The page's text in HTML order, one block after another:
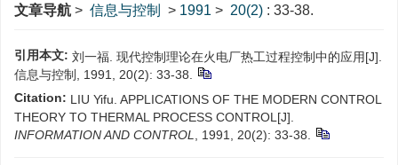
文章导航 > 信息与控制 > 1991 > 20(2) : 33-38.
引用本文: 刘一福. 现代控制理论在火电厂热工过程控制中的应用[J].
信息与控制, 1991, 20(2): 33-38.
Citation: LIU Yifu. APPLICATIONS OF THE MODERN CONTROL
THEORY TO THERMAL PROCESS CONTROL[J].
INFORMATION AND CONTROL
, 1991, 20(2): 33-38.